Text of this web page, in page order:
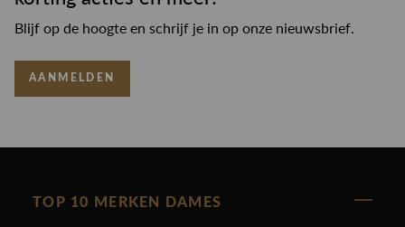
Blijf op de hoogte en schrijf je in op onze nieuwsbrief.
AANMELDEN
TOP 10 MERKEN DAMES